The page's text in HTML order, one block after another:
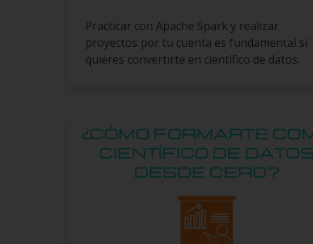
Practicar con Apache Spark y realizar
proyectos por tu cuenta es fundamental si
quieres convertirte en científico de datos.